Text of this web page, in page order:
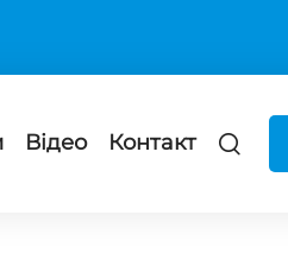
Відео Контакт